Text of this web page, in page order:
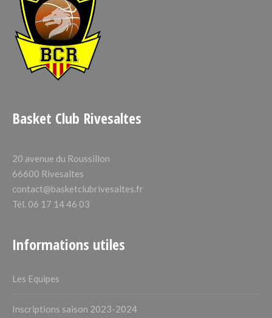
Basket Club Rivesaltes
20 avenue du Roussillon
66600 Rivesaltes
contact@basketclubrivesaltes.fr
Tél. 06 17 14 46 03
Informations utiles
Les Equipes
Inscriptions saison 2023-2024